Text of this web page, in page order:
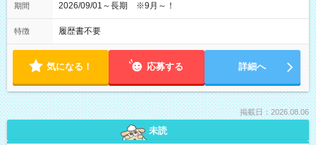
期間 2026/09/01～長期 ※9月～！
特徴 履歴書不要
気になる！ 応募する 詳細へ
掲載日：2026.08.06
未読